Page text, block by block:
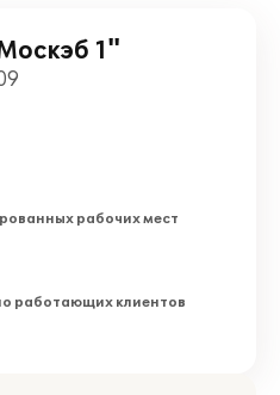
1"
рабочих мест
работающих клиентов